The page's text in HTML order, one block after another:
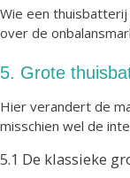
Wie een
over de
5. Grote
Hier verandert de
misschien wel de
5.1 De klassieke